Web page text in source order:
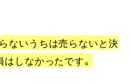
ないうちは売らないと決
しなかったです。